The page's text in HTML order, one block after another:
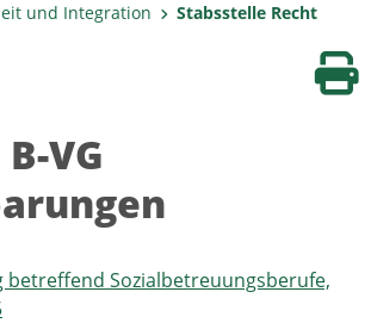
und Integration
Stabsstelle Recht
VG
betreffend Sozialbetreuungsberufe,